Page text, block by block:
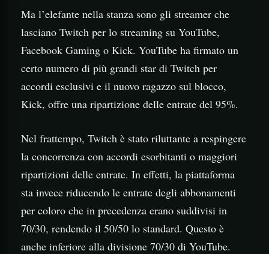
Ma l’elefante nella stanza sono gli streamer che
lasciano Twitch per lo streaming su YouTube,
Facebook Gaming o Kick. YouTube ha firmato un
certo numero di più grandi star di Twitch per
accordi esclusivi e il nuovo ragazzo sul blocco,
Kick, offre una ripartizione delle entrate del 95%.
Nel frattempo, Twitch è stato riluttante a respingere
la concorrenza con accordi esorbitanti o maggiori
ripartizioni delle entrate. In effetti, la piattaforma
sta invece riducendo le entrate degli abbonamenti
per coloro che in precedenza erano suddivisi in
70/30, rendendo il 50/50 lo standard. Questo è
anche inferiore alla divisione 70/30 di YouTube.